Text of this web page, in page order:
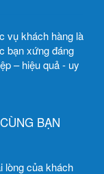
vụ khách hàng là
bạn xứng đáng
– hiệu quả - uy
BẠN
lòng của khách